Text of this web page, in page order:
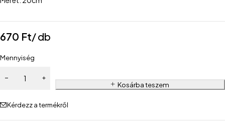
670 Ft/ db
Mennyiség
Kosárba teszem
Kérdezz a termékről